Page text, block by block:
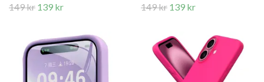
149 kr 139 kr
149 kr 139 kr